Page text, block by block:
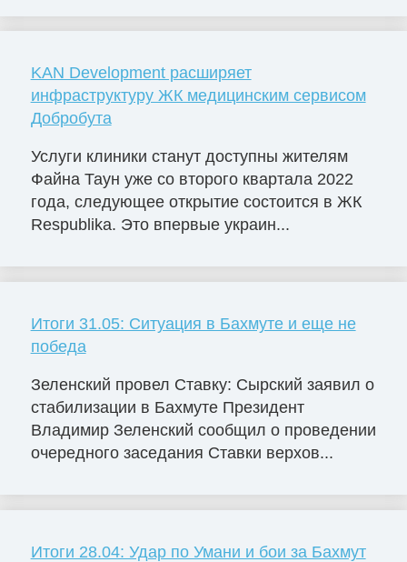
KAN Development расширяет
инфраструктуру ЖК медицинским сервисом
Добробута
Услуги клиники станут доступны жителям
Файна Таун уже со второго квартала 2022
года, следующее открытие состоится в ЖК
Respublika. Это впервые украин...
Итоги 31.05: Ситуация в Бахмуте и еще не
победа
Зеленский провел Ставку: Сырский заявил о
стабилизации в Бахмуте Президент
Владимир Зеленский сообщил о проведении
очередного заседания Ставки верхов...
Итоги 28.04: Удар по Умани и бои за Бахмут